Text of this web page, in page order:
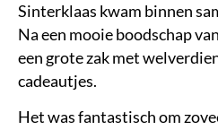
Sinterklaas kwam binnen
Na een mooie boodschap
een grote zak met
cadeautjes.
Het was fantastisch om